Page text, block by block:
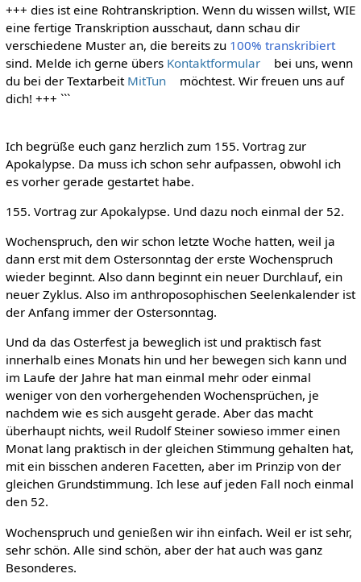
+++ dies ist eine Rohtranskription. Wenn du wissen willst, WIE
eine fertige Transkription ausschaut, dann schau dir
verschiedene Muster an, die bereits zu 100% transkribiert
sind. Melde ich gerne übers Kontaktformular
bei uns, wenn
du bei der Textarbeit MitTun
möchtest. Wir freuen uns auf
dich! +++ ```
Ich begrüße euch ganz herzlich zum 155. Vortrag zur
Apokalypse. Da muss ich schon sehr aufpassen, obwohl ich
es vorher gerade gestartet habe.
155. Vortrag zur Apokalypse. Und dazu noch einmal der 52.
Wochenspruch, den wir schon letzte Woche hatten, weil ja
dann erst mit dem Ostersonntag der erste Wochenspruch
wieder beginnt. Also dann beginnt ein neuer Durchlauf, ein
neuer Zyklus. Also im anthroposophischen Seelenkalender ist
der Anfang immer der Ostersonntag.
Und da das Osterfest ja beweglich ist und praktisch fast
innerhalb eines Monats hin und her bewegen sich kann und
im Laufe der Jahre hat man einmal mehr oder einmal
weniger von den vorhergehenden Wochensprüchen, je
nachdem wie es sich ausgeht gerade. Aber das macht
überhaupt nichts, weil Rudolf Steiner sowieso immer einen
Monat lang praktisch in der gleichen Stimmung gehalten hat,
mit ein bisschen anderen Facetten, aber im Prinzip von der
gleichen Grundstimmung. Ich lese auf jeden Fall noch einmal
den 52.
Wochenspruch und genießen wir ihn einfach. Weil er ist sehr,
sehr schön. Alle sind schön, aber der hat auch was ganz
Besonderes.